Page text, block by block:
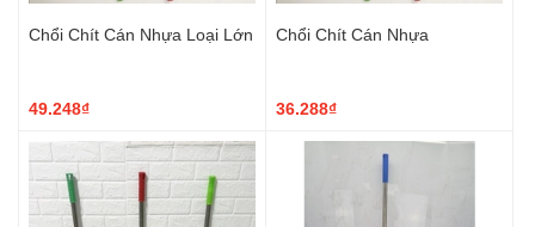
Chổi Chít Cán Nhựa Loại Lớn
49.248₫
Chổi Chít Cán Nhựa
36.288₫